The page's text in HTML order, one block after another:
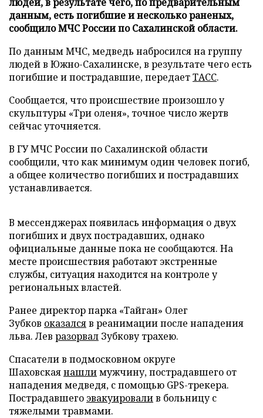
данным, есть погибшие и несколько раненых,
сообщило МЧС России по Сахалинской области.
По данным МЧС, медведь набросился на группу
людей в Южно-Сахалинске, в результате чего есть
погибшие и пострадавшие, передаетТАСС.
Сообщается, что происшествие произошло у
скульптуры «Три оленя», точное число жертв
сейчас уточняется.
В ГУ МЧС России по Сахалинской области
сообщили, что как минимум один человек погиб,
а общее количество погибших и пострадавших
устанавливается.
В мессенджерах появилась информация о двух
погибших и двух пострадавших, однако
официальные данные пока не сообщаются. На
месте происшествия работают экстренные
службы, ситуация находится на контроле у
региональных властей.
Ранее директор парка «Тайган» Олег
Зубков оказалсяв реанимации после нападения
льва. Лев разорвал Зубкову трахею.
Спасатели в подмосковном округе
Шаховскаянашлимужчину, пострадавшего от
нападения медведя, с помощью GPS-трекера.
Пострадавшего эвакуировалив больницу с
тяжелыми травмами.